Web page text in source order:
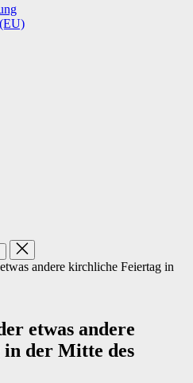
andere kirchliche Feiertag in
etwas andere
der Mitte des